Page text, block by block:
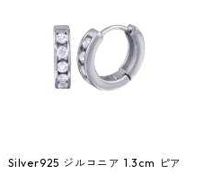
Silver925 ジルコニア 1.3cm ピア